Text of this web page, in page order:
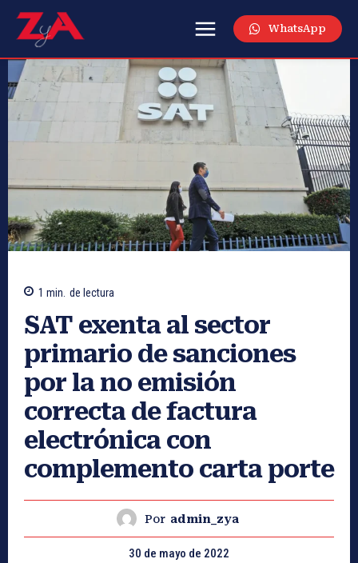
WhatsApp
1 min. de lectura
SAT exenta al sector
primario de sanciones
por la no emisión
correcta de factura
electrónica con
complemento carta porte
Por admin_zya
30 de mayo de 2022